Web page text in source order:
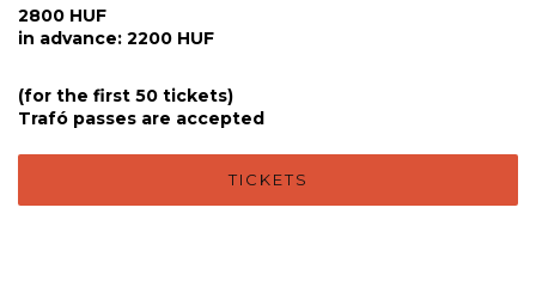
2800 HUF
in advance: 2200 HUF
(for the first 50 tickets)
Trafó passes are accepted
TICKETS